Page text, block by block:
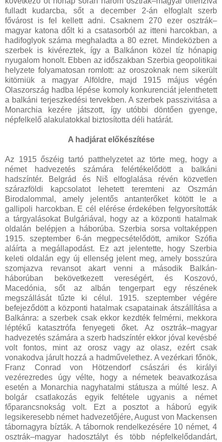
fulladt kudarcba, sőt a december 2-án elfoglalt szerb
fővárost is fel kellett adni. Csaknem 270 ezer osztrák–
magyar katona dőlt ki a csatasorból az itteni harcokban, a
hadifoglyok száma meghaladta a 80 ezret. Mindeközben a
szerbek is kivéreztek, így a Balkánon közel tíz hónapig
nyugalom honolt. Ebben az időszakban Szerbia geopolitikai
helyzete folyamatosan romlott: az oroszoknak nem sikerült
kitörniük a magyar Alföldre, majd 1915 május végén
Olaszország hadba lépése komoly konkurenciát jelenthetett
a balkáni terjeszkedési tervekben. A szerbek passzivitása a
Monarchia kezére játszott, így utóbbi döntően gyenge,
népfelkelő alakulatokkal biztosította déli határát.
A hadjárat előkészítése
Az 1915 őszéig tartó patthelyzetet az törte meg, hogy a
német hadvezetés számára felértékelődött a balkáni
hadszíntér. Belgrád és Niš elfoglalása révén közvetlen
szárazföldi kapcsolatot lehetett teremteni az Oszmán
Birodalommal, amely jelentős antanterőket kötött le a
gallipoli harcokban. E cél elérése érdekében felgyorsították
a tárgyalásokat Bulgáriával, hogy az a központi hatalmak
oldalán belépjen a háborúba. Szerbia sorsa voltaképpen
1915. szeptember 6-án megpecsételődött, amikor Szófia
aláírta a megállapodást. Ez azt jelentette, hogy Szerbia
keleti oldalán egy új ellenség jelent meg, amely bosszúra
szomjazva revansot akart venni a második Balkán-
háborúban bekövetkezett vereségért, és Koszovó,
Macedónia, sőt az albán tengerpart egy részének
megszállását tűzte ki célul. 1915. szeptember végére
befejeződött a központi hatalmak csapatainak átszállítása a
Balkánra: a szerbek csak ekkor kezdték felmérni, mekkora
léptékű katasztrófa fenyegeti őket. Az osztrák–magyar
hadvezetés számára a szerb hadszíntér ekkor jóval kevésbé
volt fontos, mint az orosz vagy az olasz, ezért csak
vonakodva járult hozzá a hadművelethez. A vezérkari főnök,
Franz Conrad von Hötzendorf császári és királyi
vezérezredes úgy vélte, hogy a németek beavatkozása
esetén a Monarchia nagyhatalmi státusza a múlté lesz. A
bolgár csatlakozás egyik feltétele ugyanis a német
főparancsnokság volt. Ezt a posztot a háború egyik
legsikeresebb német hadvezetőjére, August von Mackensen
tábornagyra bízták. A tábornok rendelkezésére 10 német, 4
osztrák–magyar hadosztályt és több népfelkelődandárt,